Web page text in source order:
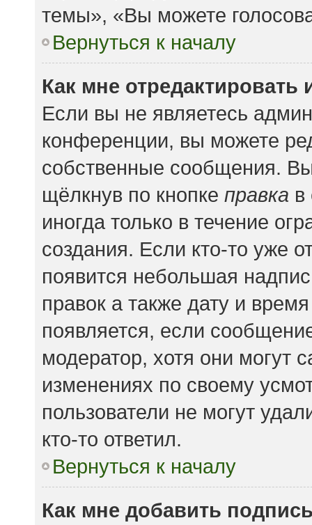
темы», «Вы можете
Вернуться к началу
Как мне
Если вы не являетесь
конференции, вы можете
собственные сообщения.
щёлкнув по кнопке правка в
иногда только в течение
создания. Если кто-то уже
появится небольшая
правок а также дату и
появляется, если
модератор, хотя они могут
изменениях по своему
пользователи не могут
кто-то ответил.
Вернуться к началу
Как мне добавить